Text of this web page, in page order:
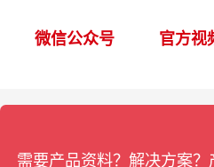
微信公众号 官方视
Copyright © 2024 腾屹信科技有限
需要产品资料？解决方案？